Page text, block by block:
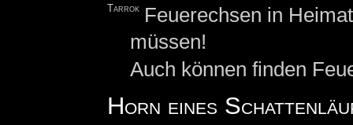
Tarrok Feuerechsen in
müssen!
Auch können finden
Horn eines